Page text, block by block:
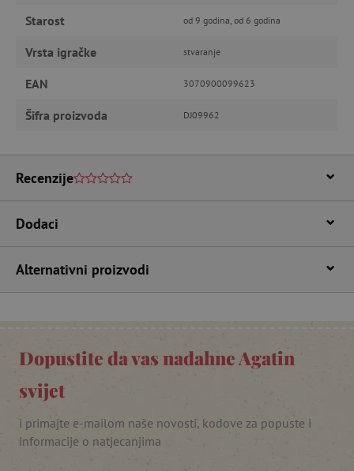
Starost od 9 godina, od 6 godina
Vrsta igračke stvaranje
EAN 3070900099623
Šifra proizvoda DJ09962
Recenzije
Dodaci
Alternativni proizvodi
Dopustite da vas nadahne Agatin
svijet
i primajte e-mailom naše novosti, kodove za popuste i
informacije o natjecanjima
lastVisitedProduct www.agatinsvijet.hr
featureFlagCheckoutExperimentVariant www.agatinsvijet.hr